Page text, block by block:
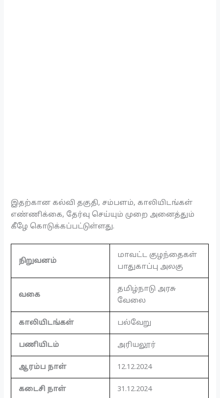
இதற்கான கல்வி தகுதி, சம்பளம், காலியிடங்கள்
எண்ணிக்கை, தேர்வு செய்யும் முறை அனைத்தும்
கீழே கொடுக்கப்பட்டுள்ளது.
நிறுவனம்
மாவட்ட குழந்தைகள்
பாதுகாப்பு அலகு
வகை
தமிழ்நாடு அரசு
வேலை
காலியிடங்கள் பல்வேறு
பணியிடம் அரியலூர்
ஆரம்ப நாள் 12.12.2024
கடைசி நாள் 31.12.2024